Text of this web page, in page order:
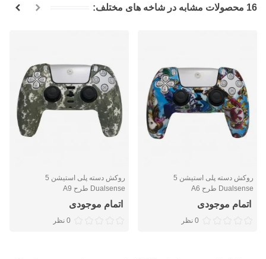
16 محصولات مشابه در شاخه های مختلف:
روکش دسته پلی استیشن 5
Dualsense طرح A6
اتمام موجودی
0 نظر
روکش دسته پلی استیشن 5
Dualsense طرح A9
اتمام موجودی
0 نظر